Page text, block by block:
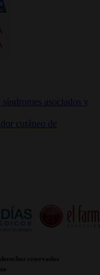
asociados y
cutáneo de
reservados